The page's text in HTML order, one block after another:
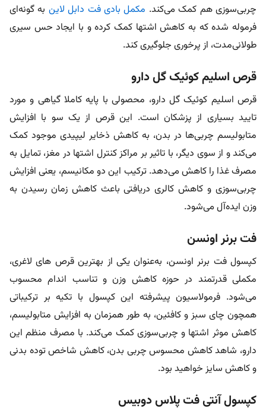
چربی‌سوزی هم کمک می‌کند. مکمل بادی فت دابل لاین به گونه‌ای
فرموله شده‌ که به کاهش اشتها کمک کرده و با ایجاد حس سیری
طولانی‌مدت، از پرخوری جلوگیری کند.
قرص اسلیم کوئیک گل دارو
قرص اسلیم کوئیک گل دارو، محصولی با پایه کاملا گیاهی و مورد
تایید بسیاری از پزشکان است. این قرص از یک سو با افزایش
متابولیسم چربی‌ها در بدن، به کاهش ذخایر لیپیدی موجود کمک
می‌کند و از سوی دیگر، با تاثیر بر مراکز کنترل اشتها در مغز، تمایل به
مصرف غذا را کاهش می‌دهد. ترکیب این دو مکانیسم، یعنی افزایش
چربی‌سوزی و کاهش کالری دریافتی باعث کاهش زمان رسیدن به
وزن ایده‌آل می‌شود.
فت برنر اونسن
کپسول فت برنر اونسن، به‌عنوان یکی از بهترین قرص های لاغری،
مکملی قدرتمند در حوزه کاهش وزن و تناسب اندام محسوب
می‌شود. فرمولاسیون پیشرفته این کپسول با تکیه بر ترکیباتی
همچون چای سبز و کافئین، به طور همزمان به افزایش متابولیسم،
کاهش موثر اشتها و چربی‌سوزی کمک می‌کند. با مصرف منظم این
دارو، شاهد کاهش محسوس چربی بدن، کاهش شاخص توده بدنی
و کاهش سایز خواهید بود.
کپسول آنتی فت پلاس دوبیس